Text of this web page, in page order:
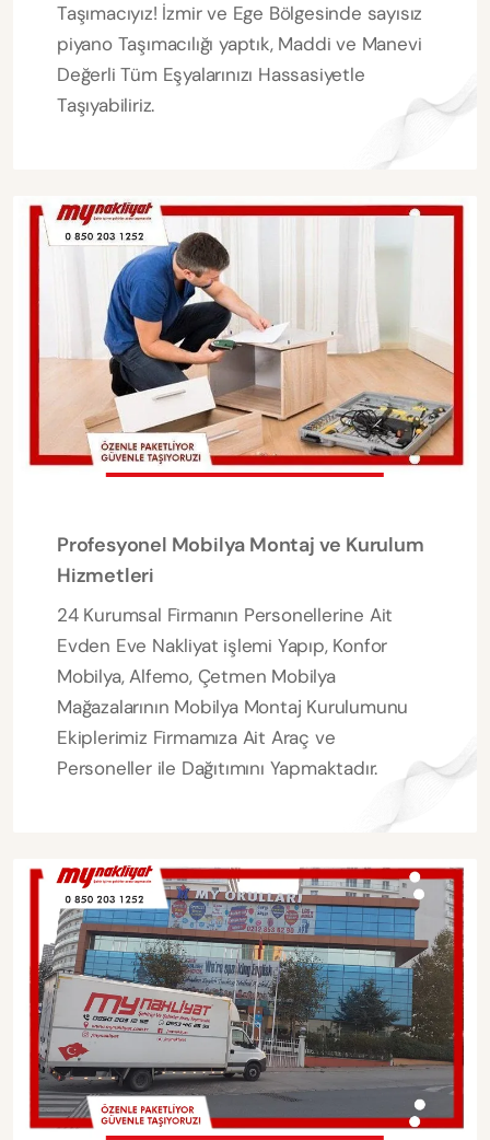
Taşımacıyız! İzmir ve Ege Bölgesinde sayısız
piyano Taşımacılığı yaptık, Maddi ve Manevi
Değerli Tüm Eşyalarınızı Hassasiyetle
Taşıyabiliriz.
Profesyonel Mobilya Montaj ve Kurulum
Hizmetleri
24 Kurumsal Firmanın Personellerine Ait
Evden Eve Nakliyat işlemi Yapıp, Konfor
Mobilya, Alfemo, Çetmen Mobilya
Mağazalarının Mobilya Montaj Kurulumunu
Ekiplerimiz Firmamıza Ait Araç ve
Personeller ile Dağıtımını Yapmaktadır.